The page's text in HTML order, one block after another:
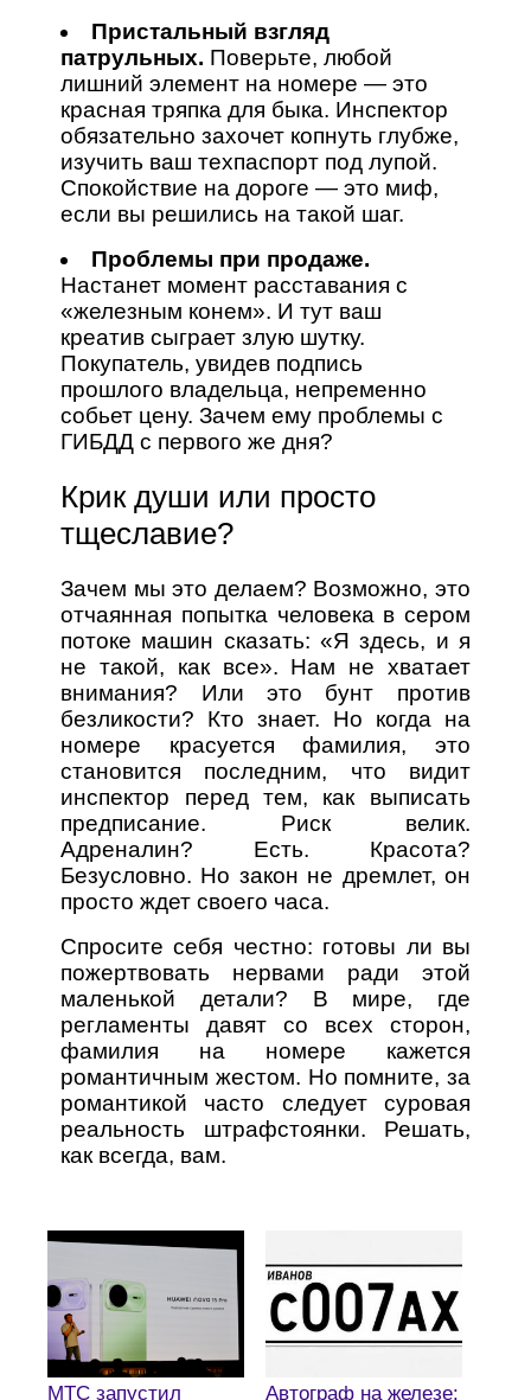
Пристальный взгляд
патрульных. Поверьте, любой
лишний элемент на номере — это
красная тряпка для быка. Инспектор
обязательно захочет копнуть глубже,
изучить ваш техпаспорт под лупой.
Спокойствие на дороге — это миф,
если вы решились на такой шаг.
Проблемы при продаже.
Настанет момент расставания с
«железным конем». И тут ваш
креатив сыграет злую шутку.
Покупатель, увидев подпись
прошлого владельца, непременно
собьет цену. Зачем ему проблемы с
ГИБДД с первого же дня?
Крик души или просто
тщеславие?
Зачем мы это делаем? Возможно, это
отчаянная попытка человека в сером
потоке машин сказать: «Я здесь, и я
не такой, как все». Нам не хватает
внимания? Или это бунт против
безликости? Кто знает. Но когда на
номере красуется фамилия, это
становится последним, что видит
инспектор перед тем, как выписать
предписание. Риск велик.
Адреналин? Есть. Красота?
Безусловно. Но закон не дремлет, он
просто ждет своего часа.
Спросите себя честно: готовы ли вы
пожертвовать нервами ради этой
маленькой детали? В мире, где
регламенты давят со всех сторон,
фамилия на номере кажется
романтичным жестом. Но помните, за
романтикой часто следует суровая
реальность штрафстоянки. Решать,
как всегда, вам.
МТС запустил Автограф на железе: